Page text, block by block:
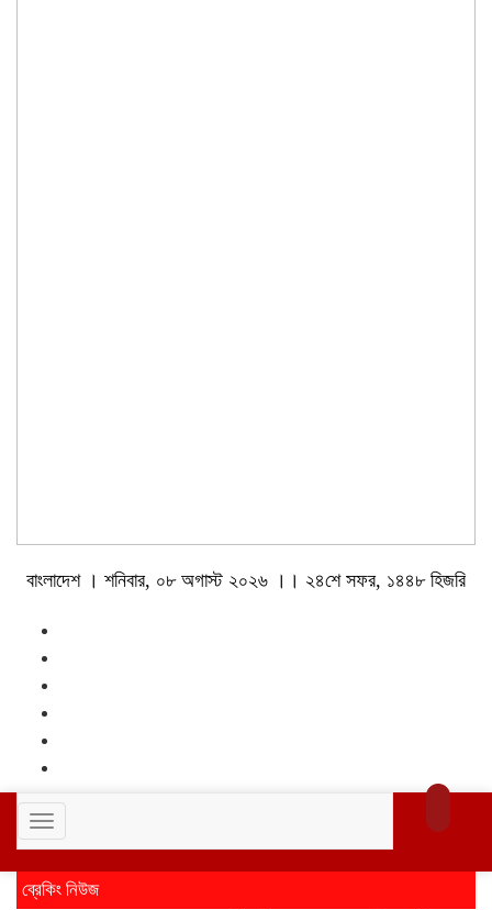
বাংলাদেশ । শনিবার, ০৮ অগাস্ট ২০২৬ ।। ২৪শে সফর, ১৪৪৮ হিজরি
Toggle
navigation
ব্রেকিং নিউজ